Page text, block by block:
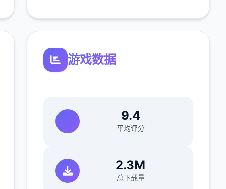
游戏数据
9.4
平均评分
2.3M
总下载量